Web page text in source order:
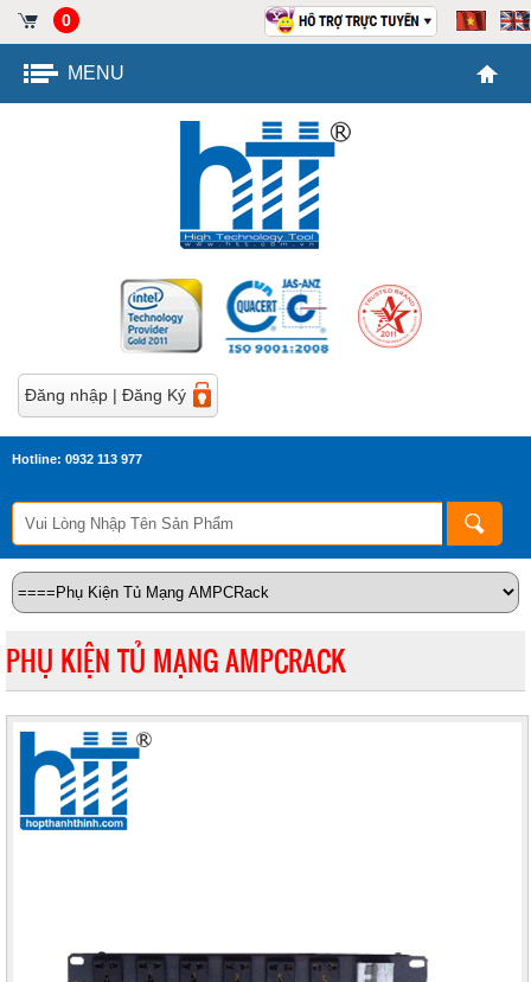
0
MENU
Đăng nhập | Đăng Ký
Hotline: 0932 113 977
PHỤ KIỆN TỦ MẠNG AMPCRACK